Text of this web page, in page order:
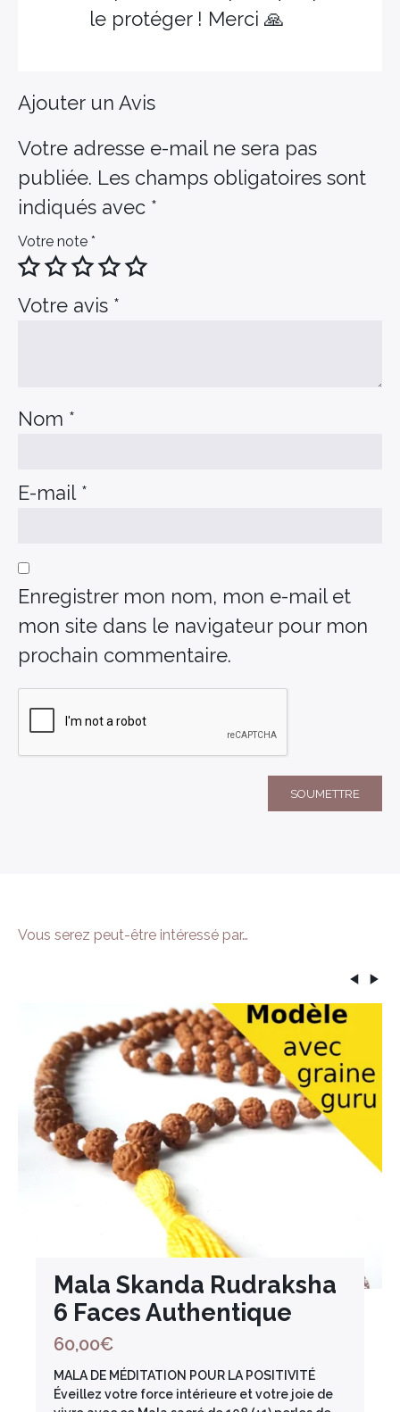
le protéger ! Merci 🙏
Ajouter un Avis
Votre adresse e-mail ne sera pas
publiée. Les champs obligatoires sont
indiqués avec *
Votre note *
Votre avis *
Nom *
E-mail *
Enregistrer mon nom, mon e-mail et
mon site dans le navigateur pour mon
prochain commentaire.
Vous serez peut-être intéressé par…
Mala Skanda Rudraksha
6 Faces Authentique
60,00€
MALA DE MÉDITATION POUR LA POSITIVITÉ
Éveillez votre force intérieure et votre joie de